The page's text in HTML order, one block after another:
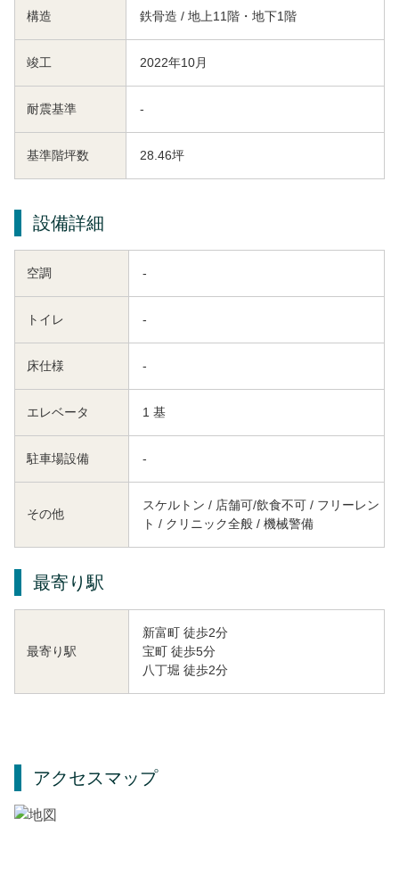
構造 鉄骨造 / 地上11階・地下1階
竣工 2022年10月
耐震基準 -
基準階坪数 28.46坪
設備詳細
空調 -
トイレ -
床仕様 -
エレベータ 1 基
駐車場設備 -
その他
スケルトン / 店舗可/飲食不可 / フリーレン
ト / クリニック全般 / 機械警備
最寄り駅
最寄り駅
新富町 徒歩2分
宝町 徒歩5分
八丁堀 徒歩2分
アクセスマップ